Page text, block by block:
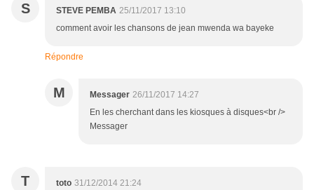
S STEVE PEMBA 25/11/2017 13:10
comment avoir les chansons de jean mwenda wa bayeke
Répondre
M Messager 26/11/2017 14:27
En les cherchant dans les kiosques à disques<br />
Messager
T toto 31/12/2014 21:24